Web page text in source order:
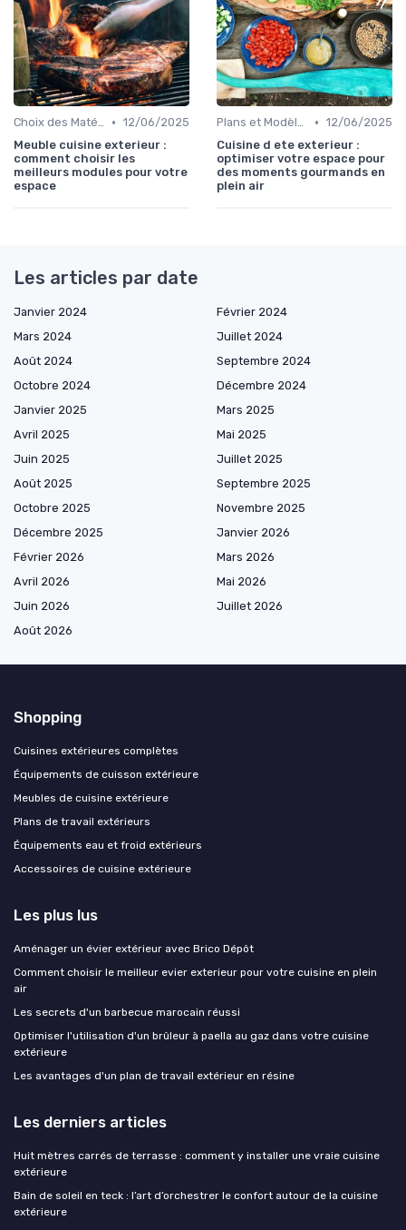
Choix des Matériaux et du Design • 12/06/2025
Meuble cuisine exterieur :
comment choisir les
meilleurs modules pour votre
espace
Plans et Modèles de Cuisines Extérieures • 12/06/2025
Cuisine d ete exterieur :
optimiser votre espace pour
des moments gourmands en
plein air
Les articles par date
Janvier 2024
Février 2024
Mars 2024
Juillet 2024
Août 2024
Septembre 2024
Octobre 2024
Décembre 2024
Janvier 2025
Mars 2025
Avril 2025
Mai 2025
Juin 2025
Juillet 2025
Août 2025
Septembre 2025
Octobre 2025
Novembre 2025
Décembre 2025
Janvier 2026
Février 2026
Mars 2026
Avril 2026
Mai 2026
Juin 2026
Juillet 2026
Août 2026
Shopping
Cuisines extérieures complètes
Équipements de cuisson extérieure
Meubles de cuisine extérieure
Plans de travail extérieurs
Équipements eau et froid extérieurs
Accessoires de cuisine extérieure
Les plus lus
Aménager un évier extérieur avec Brico Dépôt
Comment choisir le meilleur evier exterieur pour votre cuisine en plein
air
Les secrets d'un barbecue marocain réussi
Optimiser l'utilisation d'un brûleur à paella au gaz dans votre cuisine
extérieure
Les avantages d'un plan de travail extérieur en résine
Les derniers articles
Huit mètres carrés de terrasse : comment y installer une vraie cuisine
extérieure
Bain de soleil en teck : l’art d’orchestrer le confort autour de la cuisine
extérieure